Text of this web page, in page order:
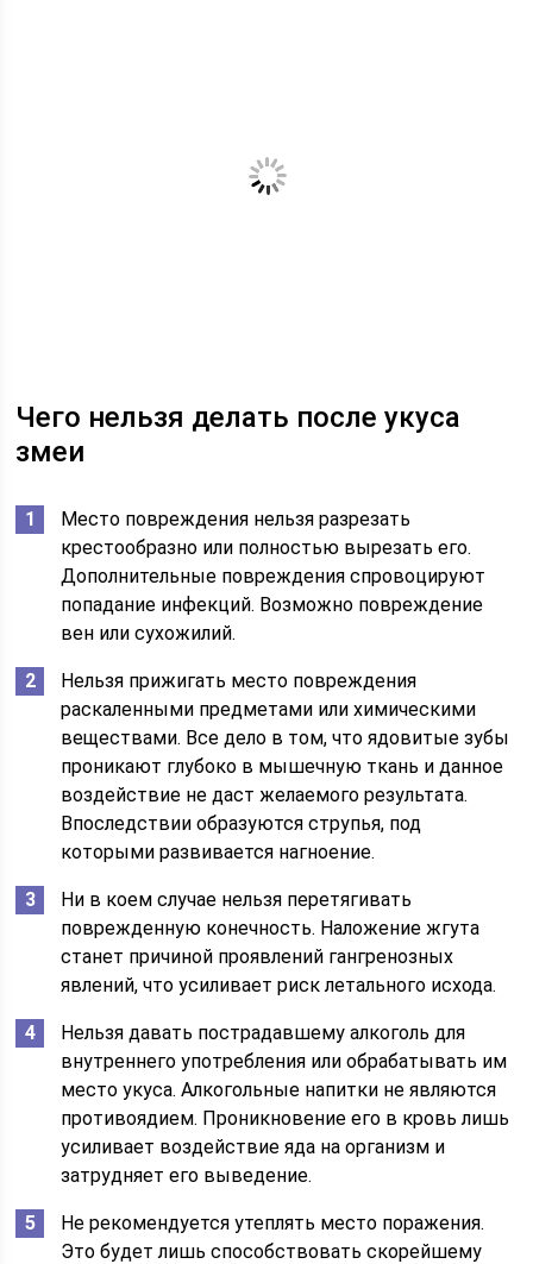
Чего нельзя делать после укуса
змеи
Место повреждения нельзя разрезать
крестообразно или полностью вырезать его.
Дополнительные повреждения спровоцируют
попадание инфекций. Возможно повреждение
вен или сухожилий.
Нельзя прижигать место повреждения
раскаленными предметами или химическими
веществами. Все дело в том, что ядовитые зубы
проникают глубоко в мышечную ткань и данное
воздействие не даст желаемого результата.
Впоследствии образуются струпья, под
которыми развивается нагноение.
Ни в коем случае нельзя перетягивать
поврежденную конечность. Наложение жгута
станет причиной проявлений гангренозных
явлений, что усиливает риск летального исхода.
Нельзя давать пострадавшему алкоголь для
внутреннего употребления или обрабатывать им
место укуса. Алкогольные напитки не являются
противоядием. Проникновение его в кровь лишь
усиливает воздействие яда на организм и
затрудняет его выведение.
Не рекомендуется утеплять место поражения.
Это будет лишь способствовать скорейшему